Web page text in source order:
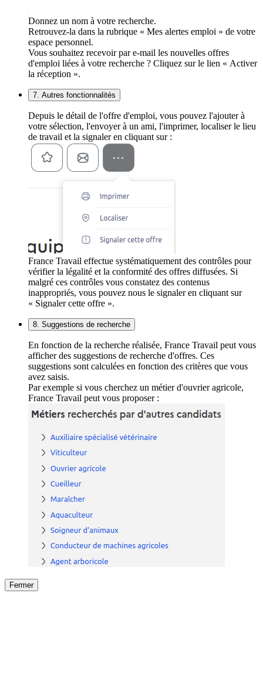
Donnez un nom à votre recherche.
Retrouvez-la dans la rubrique « Mes alertes emploi » de votre
espace personnel.
Vous souhaitez recevoir par e-mail les nouvelles offres
d'emploi liées à votre recherche ? Cliquez sur le lien « Activer
la réception ».
7. Autres fonctionnalités
Depuis le détail de l'offre d'emploi, vous pouvez l'ajouter à
votre sélection, l'envoyer à un ami, l'imprimer, localiser le lieu
de travail et la signaler en cliquant sur :
France Travail effectue systématiquement des contrôles pour
vérifier la légalité et la conformité des offres diffusées. Si
malgré ces contrôles vous constatez des contenus
inappropriés, vous pouvez nous le signaler en cliquant sur
« Signaler cette offre ».
8. Suggestions de recherche
En fonction de la recherche réalisée, France Travail peut vous
afficher des suggestions de recherche d'offres. Ces
suggestions sont calculées en fonction des critères que vous
avez saisis.
Par exemple si vous cherchez un métier d'ouvrier agricole,
France Travail peut vous proposer :
Fermer